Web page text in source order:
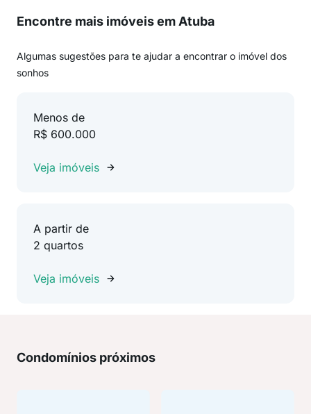
Encontre mais imóveis em Atuba
Algumas sugestões para te ajudar a encontrar o imóvel dos
sonhos
Menos de
R$ 600.000
Veja imóveis
A partir de
2 quartos
Veja imóveis
Condomínios próximos